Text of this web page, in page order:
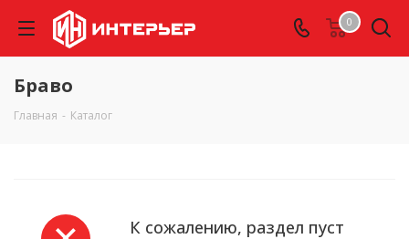
0
Браво
Главная - Каталог
К сожалению, раздел пуст